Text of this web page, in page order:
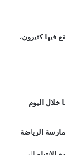
فيها كثيرون،
خلال اليوم
الرياضة